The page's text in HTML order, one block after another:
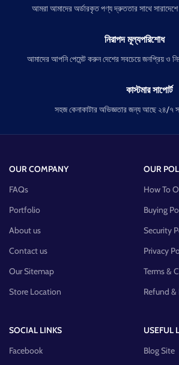
আমরা আমাদের অর্ডারকৃত পণ্য দ্রুততার সাথে সারাদেশে
নিরাপদ মূল্যপরিশোধ
আমাদের আপনি পেমেন্ট করুন দেশের সবচেয়ে জনপ্রিয় ও
কাস্টমার সাপোর্ট
সহজ কেনাকাটার অভিজ্ঞতার জন্য আছে ২৪/৭
OUR COMPANY
FAQs
Portfolio
About us
Contact us
Our Sitemap
Store Location
OUR
How To
Buying
Security
Privacy
Terms &
Refund &
SOCIAL LINKS
Facebook
USEFUL
Blog Site